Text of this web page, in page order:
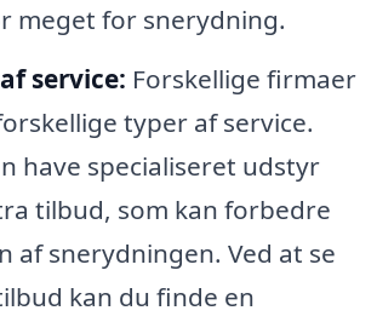
meget for snerydning.
service: Forskellige firmaer
typer af service.
have specialiseret udstyr
tilbud, som kan forbedre
af snerydningen. Ved at se
kan du finde en